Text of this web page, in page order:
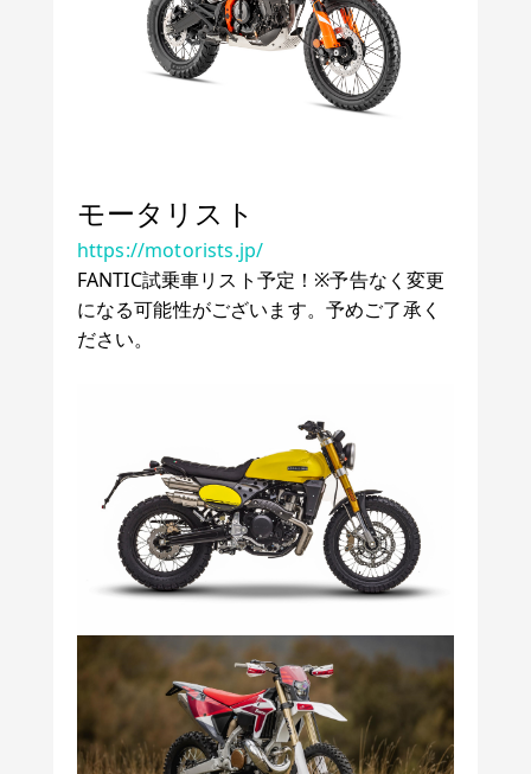
モータリスト
https://motorists.jp/
FANTIC試乗車リスト予定！※予告なく変更
になる可能性がございます。予めご了承く
ださい。